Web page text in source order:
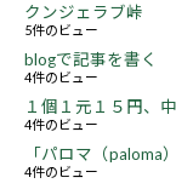
クンジェラブ峠
5件のビュー
blogで記事を書く
4件のビュー
１個１元１５円、
4件のビュー
「パロマ（paloma
4件のビュー